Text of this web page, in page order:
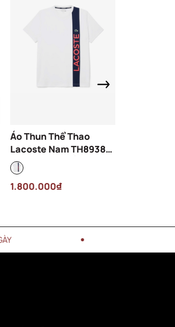
Áo Thun Thể Thao
Lacoste Nam TH8938-
00-HI1 Màu Trắng
1.800.000₫
MIỄN PHÍ VẬN CHUYỂN